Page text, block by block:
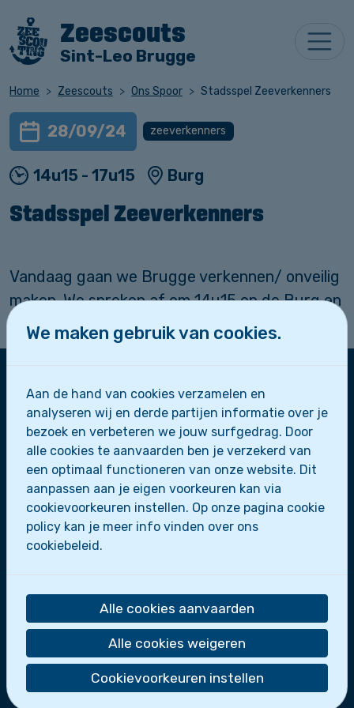
Zeescouts
Sint-Leo Brugge
Home Zeescouts Ons Spoor Stadsspel Zeeverkenners
28/09/24 zeeverkenners
14u15 - 17u15 Burg
Stadsspel Zeeverkenners
Vandaag gaan we Brugge verkennen/ onveilig
maken. We spreken af om 14u15 op de Burg en
sluiten hier ook weer om 17u15.
Zeescouts Sint-Leo
Zeepaardjes
Zeewolfjes
Zeerobben
Dolfijnen
Scheepsmakkers
Zeeverkenners
Loodsen
De zeescouts maken deel uit van
Scoutsgroep
Sint-Leo.
Wie zijn we?
Nieuws
We maken gebruik van cookies.
Aan de hand van cookies verzamelen en
analyseren wij en derde partijen informatie over je
bezoek en verbeteren we jouw surfgedrag. Door
alle cookies te aanvaarden ben je verzekerd van
een optimaal functioneren van onze website. Dit
aanpassen aan je eigen voorkeuren kan via
cookievoorkeuren instellen. Op onze pagina cookie
policy kan je meer info vinden over ons
cookiebeleid.
Alle cookies aanvaarden
Alle cookies weigeren
Cookievoorkeuren instellen